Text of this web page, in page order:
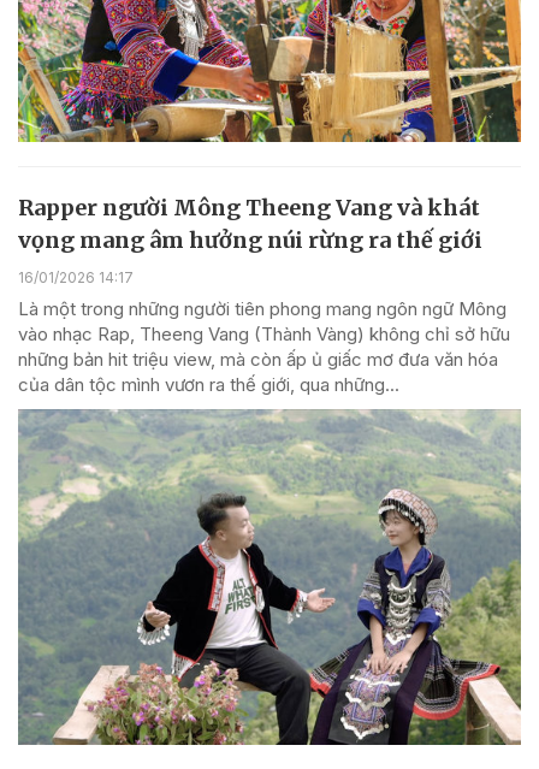
Rapper người Mông Theeng Vang và khát
vọng mang âm hưởng núi rừng ra thế giới
16/01/2026 14:17
Là một trong những người tiên phong mang ngôn ngữ Mông
vào nhạc Rap, Theeng Vang (Thành Vàng) không chỉ sở hữu
những bản hit triệu view, mà còn ấp ủ giấc mơ đưa văn hóa
của dân tộc mình vươn ra thế giới, qua những...